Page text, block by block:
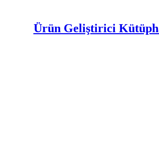
Ürün Geliştirici